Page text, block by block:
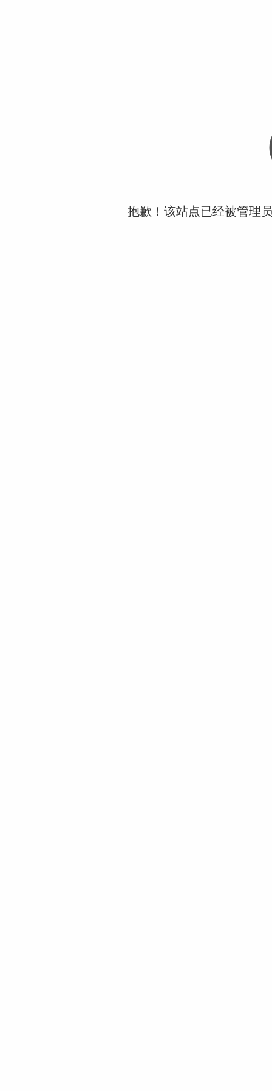
抱歉！该站点已经被管理